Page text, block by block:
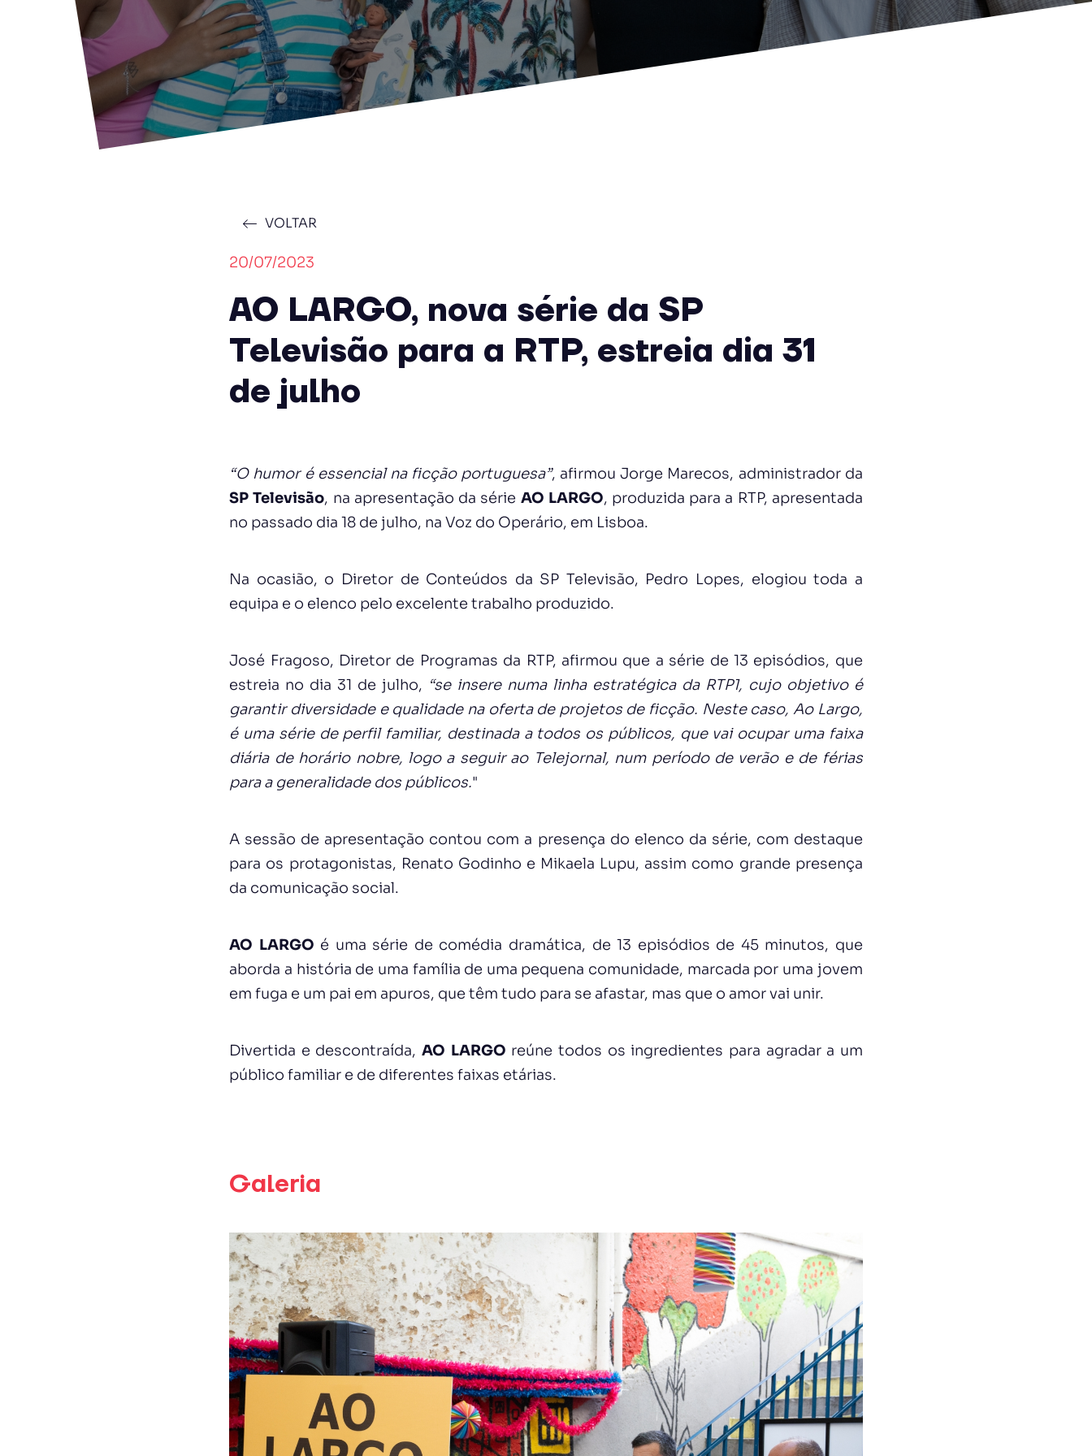
VOLTAR
20/07/2023
AO LARGO, nova série da SP
Televisão para a RTP, estreia dia 31
de julho
“O humor é essencial na ficção portuguesa”, afirmou Jorge Marecos, administrador da
SP Televisão, na apresentação da série AO LARGO, produzida para a RTP, apresentada
no passado dia 18 de julho, na Voz do Operário, em Lisboa.
Na ocasião, o Diretor de Conteúdos da SP Televisão, Pedro Lopes, elogiou toda a
equipa e o elenco pelo excelente trabalho produzido.
José Fragoso, Diretor de Programas da RTP, afirmou que a série de 13 episódios, que
estreia no dia 31 de julho, “se insere numa linha estratégica da RTP1, cujo objetivo é
garantir diversidade e qualidade na oferta de projetos de ficção. Neste caso, Ao Largo,
é uma série de perfil familiar, destinada a todos os públicos, que vai ocupar uma faixa
diária de horário nobre, logo a seguir ao Telejornal, num período de verão e de férias
para a generalidade dos públicos."
A sessão de apresentação contou com a presença do elenco da série, com destaque
para os protagonistas, Renato Godinho e Mikaela Lupu, assim como grande presença
da comunicação social.
AO LARGO é uma série de comédia dramática, de 13 episódios de 45 minutos, que
aborda a história de uma família de uma pequena comunidade, marcada por uma jovem
em fuga e um pai em apuros, que têm tudo para se afastar, mas que o amor vai unir.
Divertida e descontraída,AO LARGO reúne todos os ingredientes para agradar a um
público familiar e de diferentes faixas etárias.
Galeria